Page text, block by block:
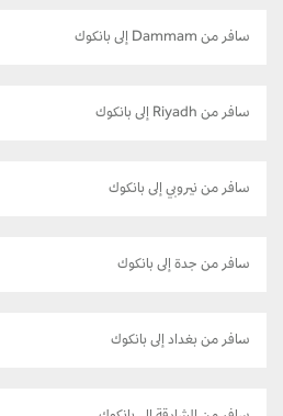
سافر من Dammam إلى بانكوك
سافر من Riyadh إلى بانكوك
سافر من نيروبي إلى بانكوك
سافر من جدة إلى بانكوك
سافر من بغداد إلى بانكوك